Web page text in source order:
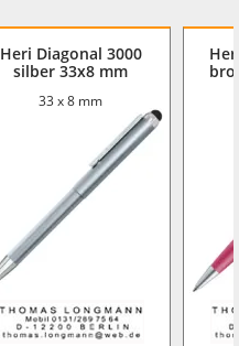
Heri Diagonal 3000
silber 33x8 mm
33 x 8 mm